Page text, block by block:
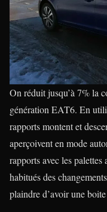
On réduit jusqu’à 7% la
génération EAT6. En
rapports montent et
aperçoivent en mode
rapports avec les
habitués des
plaindre d’avoir une